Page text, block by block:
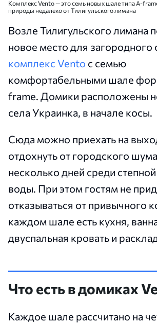
Комплекс Vento — это семь новых шале типа A-
природы недалеко от Тилигульского лимана
Возле Тилигульского лимана
новое место для загородного
комплекс Vento с семью
комфортабельными шале
frame. Домики расположены
села Украинка, в начале косы.
Сюда можно приехать на
отдохнуть от городского
несколько дней среди
воды. При этом гостям не
отказываться от привычного
каждом шале есть кухня,
двуспальная кровать и
Что есть в домиках
Каждое шале рассчитано на